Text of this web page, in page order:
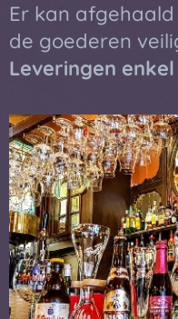
Er kan
de goederen
Leveringen